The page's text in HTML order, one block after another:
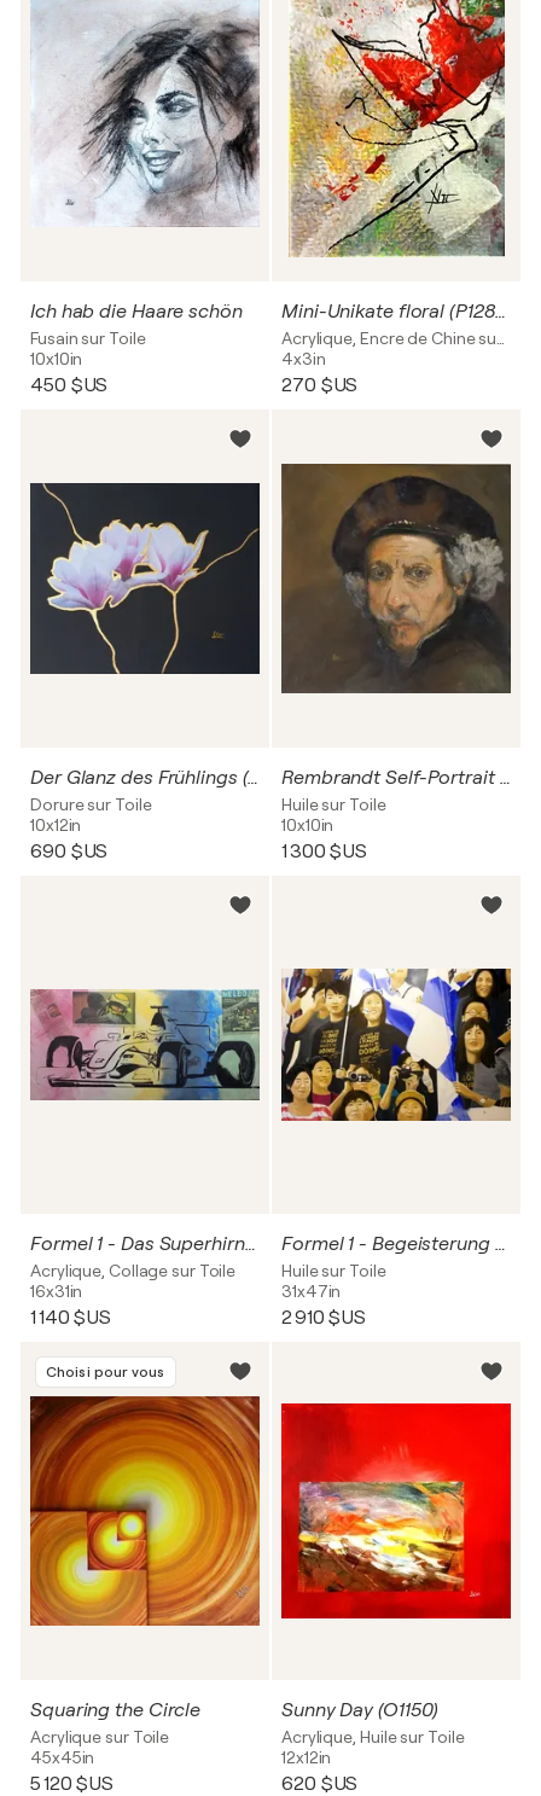
Ich hab die Haare schön
Fusain sur Toile
10x10in
450 $US
Mini-Unikate floral (P1281) - 3er-Set
4x3in
270 $US
Der Glanz des Frühlings (Q1299)
Dorure sur Toile
10x12in
690 $US
Rembrandt Self-Portrait - Art Reproduction (P1225)
Huile sur Toile
10x10in
1 300 $US
Formel 1 - Das Superhirn - Ross Brawn (9430)
Acrylique, Collage sur Toile
16x31in
1 140 $US
Formel 1 - Begeisterung (D607)
Huile sur Toile
31x47in
2 910 $US
Choisi pour vous
Squaring the Circle
Acrylique sur Toile
45x45in
5 120 $US
Sunny Day (O1150)
Acrylique, Huile sur Toile
12x12in
620 $US